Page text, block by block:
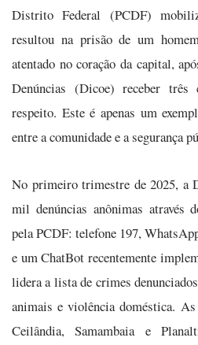
Distrito Federal (PCDF)
resultou na prisão de um
atentado no coração da capital,
Denúncias (Dicoe) receber três
respeito. Este é apenas um
entre a comunidade e a segurança
No primeiro trimestre de 2025, a
mil denúncias anônimas através
pela PCDF: telefone 197,
e um ChatBot recentemente
lidera a lista de crimes
animais e violência doméstica.
Ceilândia, Samambaia e